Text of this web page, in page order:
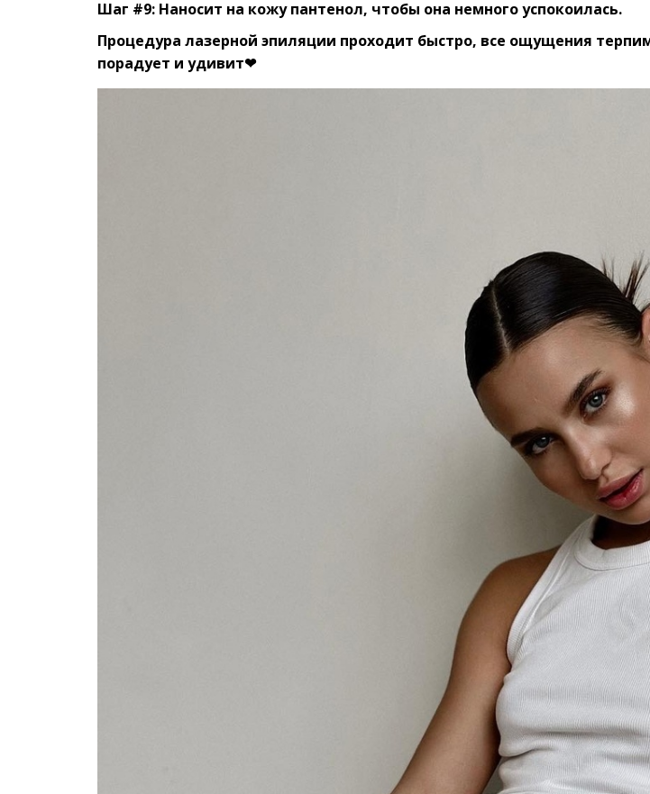
Шаг #9: Наносит на кожу пантенол, чтобы она немного успокоилась.
Процедура лазерной эпиляции проходит быстро, все ощущения
порадует и удивит❤